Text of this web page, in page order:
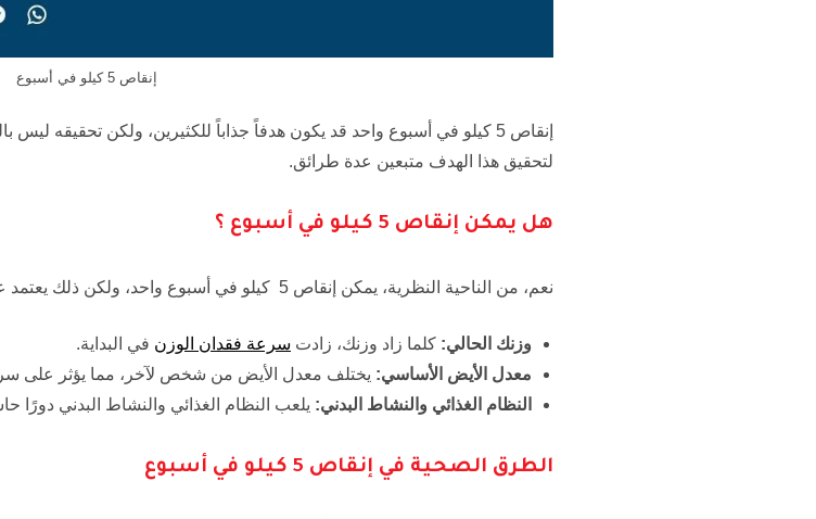
إنقاص 5 كيلو في أسبوع
إنقاص 5 كيلو في أسبوع واحد قد يكون هدفاً جذاباً للكثيرين، ولكن تحقيقه
لتحقيق هذا الهدف متبعين عدة طرائق.
هل يمكن إنقاص 5 كيلو في أسبوع ؟
نعم، من الناحية النظرية، يمكن إنقاص 5 كيلو في أسبوع واحد، ولكن ذلك يعتمد على عدة عوامل، مثل:
وزنك الحالي: كلما زاد وزنك، زادت سرعة فقدان الوزن في البداية.
معدل الأيض الأساسي: يختلف معدل الأيض من شخص لآخر، مما يؤثر على
النظام الغذائي والنشاط البدني: يلعب النظام الغذائي والنشاط البدني دورًا
الطرق الصحية في إنقاص 5 كيلو في أسبوع